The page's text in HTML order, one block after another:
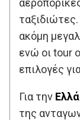
ακόμη
ενώ οι tour
επιλογές
Για την
της